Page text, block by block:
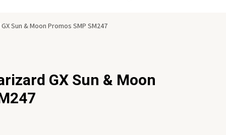
Sun & Moon Promos SMP SM247
GX Sun & Moon